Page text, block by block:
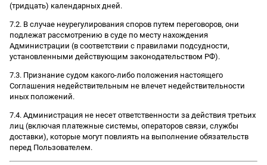
(тридцать) календарных дней.
7.2. В случае неурегулирования споров путем переговоров, они
подлежат рассмотрению в суде по месту нахождения
Администрации (в соответствии с правилами подсудности,
установленными действующим законодательством РФ).
7.3. Признание судом какого-либо положения настоящего
Соглашения недействительным не влечет недействительности
иных положений.
7.4. Администрация не несет ответственности за действия третьих
лиц (включая платежные системы, операторов связи, службы
доставки), которые могут повлиять на выполнение обязательств
перед Пользователем.